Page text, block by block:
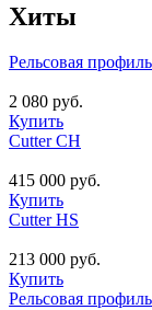
Хиты
Рельсовая
2 080 руб.
Купить
Cutter CH
415 000 руб.
Купить
Cutter HS
213 000 руб.
Купить
Рельсовая